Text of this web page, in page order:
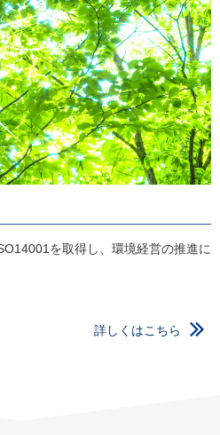
を取得し、環境経営の推進に
詳しくはこちら